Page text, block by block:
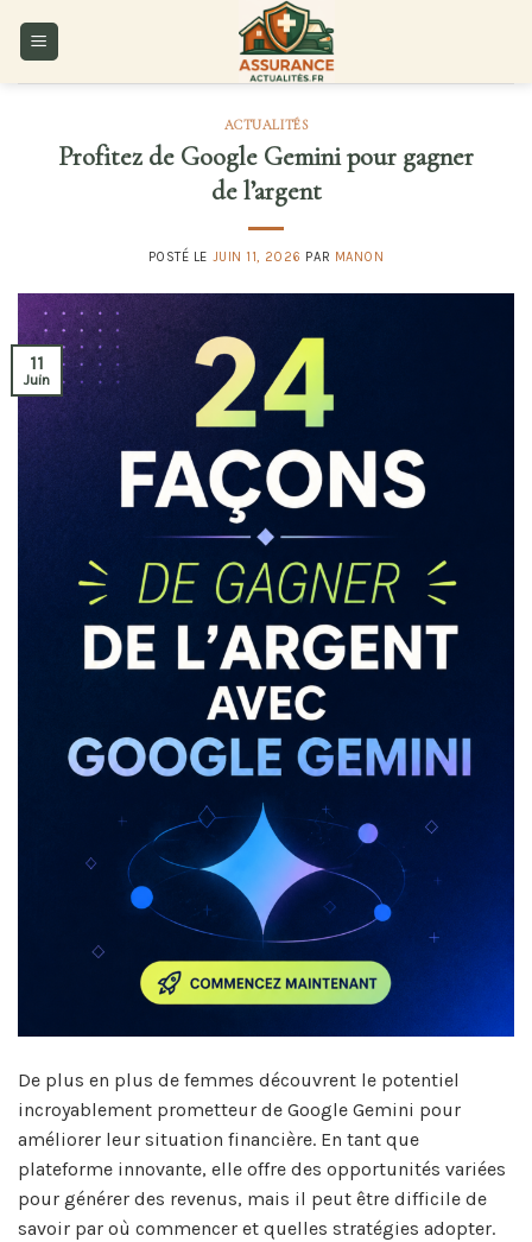
ACTUALITÉS
Profitez de Google Gemini pour gagner
de l’argent
POSTÉ LE JUIN 11, 2026 PAR MANON
11
Juin
De plus en plus de femmes découvrent le potentiel
incroyablement prometteur de Google Gemini pour
améliorer leur situation financière. En tant que
plateforme innovante, elle offre des opportunités variées
pour générer des revenus, mais il peut être difficile de
savoir par où commencer et quelles stratégies adopter.